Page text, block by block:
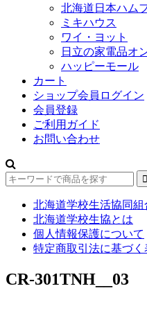
北海道日本ハム
ミキハウス
ワイ・ヨット
日立の家電品オ
ハッピーモール
カート
ショップ会員ログイン
会員登録
ご利用ガイド
お問い合わせ
北海道学校生活協同組
北海道学校生協とは
個人情報保護について
特定商取引法に基づく
CR-301TNH__03